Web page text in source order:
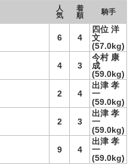
人
気
着
順
騎手
6 4
四位 洋
文
(57.0kg)
4 3
今村 康
成
(59.0kg)
2 4
出津 孝
一
(59.0kg)
2 3
出津 孝
一
(59.0kg)
9 4
出津 孝
一
(59.0kg)